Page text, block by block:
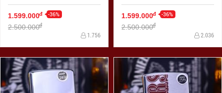
1.599.000đ -36%
2.500.000đ
1.756
1.599.000đ -36%
2.500.000đ
2.036